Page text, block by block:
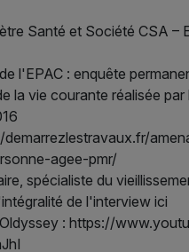
Santé et Société CSA –
l'EPAC : enquête
la vie courante réalisée
agee-pmr/
spécialiste du
de l'interview ici
: https://